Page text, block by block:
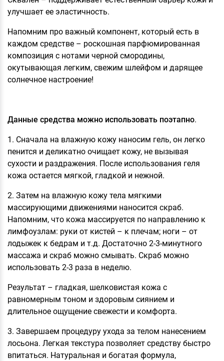
улучшает ее эластичность.
Напомним про важный компонент, который есть в
каждом средстве – роскошная парфюмированная
композиция с нотами черной смородины,
окутывающая легким, свежим шлейфом и дарящее
солнечное настроение!
Данные средства можно использовать поэтапно.
1. Сначала на влажную кожу наносим гель, он легко
пенится и деликатно очищает кожу, не вызывая
сухости и раздражения. После использования геля
кожа остается мягкой, гладкой и нежной.
2. Затем на влажную кожу тела мягкими
массирующими движениями наносится скраб.
Напомним, что кожа массируется по направлению к
лимфоузлам: руки от кистей – к плечам; ноги – от
лодыжек к бедрам и т.д. Достаточно 2-3-минутного
массажа и скраб можно смывать. Скраб можно
использовать 2-3 раза в неделю.
Результат – гладкая, шелковистая кожа с
равномерным тоном и здоровым сиянием и
длительное ощущение свежести и комфорта.
3. Завершаем процедуру ухода за телом нанесением
лосьона. Легкая текстура позволяет средству быстро
впитаться. Натуральная и богатая формула,